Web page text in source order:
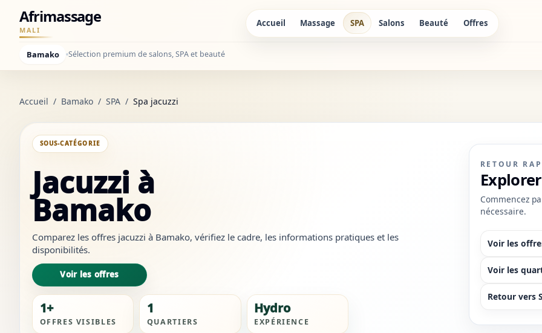
Afrimassage
MALI
Accueil Massage SPA Salons Beauté Offres
Bamako Sélection premium de salons, SPA et beauté
Accueil / Bamako / SPA / Spa jacuzzi
SOUS-CATÉGORIE
Jacuzzi à
Bamako
Comparez les offres jacuzzi à Bamako, vérifiez le cadre, les informations pratiques et les
disponibilités.
Voir les offres
1+
OFFRES VISIBLES
1
QUARTIERS
Hydro
EXPÉRIENCE
RETOUR
Commencez
nécessaire.
Voir les
Voir les
Retour vers